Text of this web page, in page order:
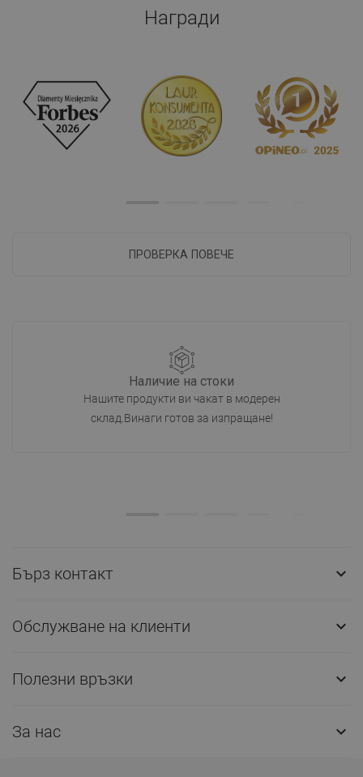
Награди
ПРОВЕРКА ПОВЕЧЕ
Наличие на стоки
Нашите продукти ви чакат в модерен
склад.Винаги готов за изпращане!
Бърз контакт 
Обслужване на клиенти 
Полезни връзки 
За нас 